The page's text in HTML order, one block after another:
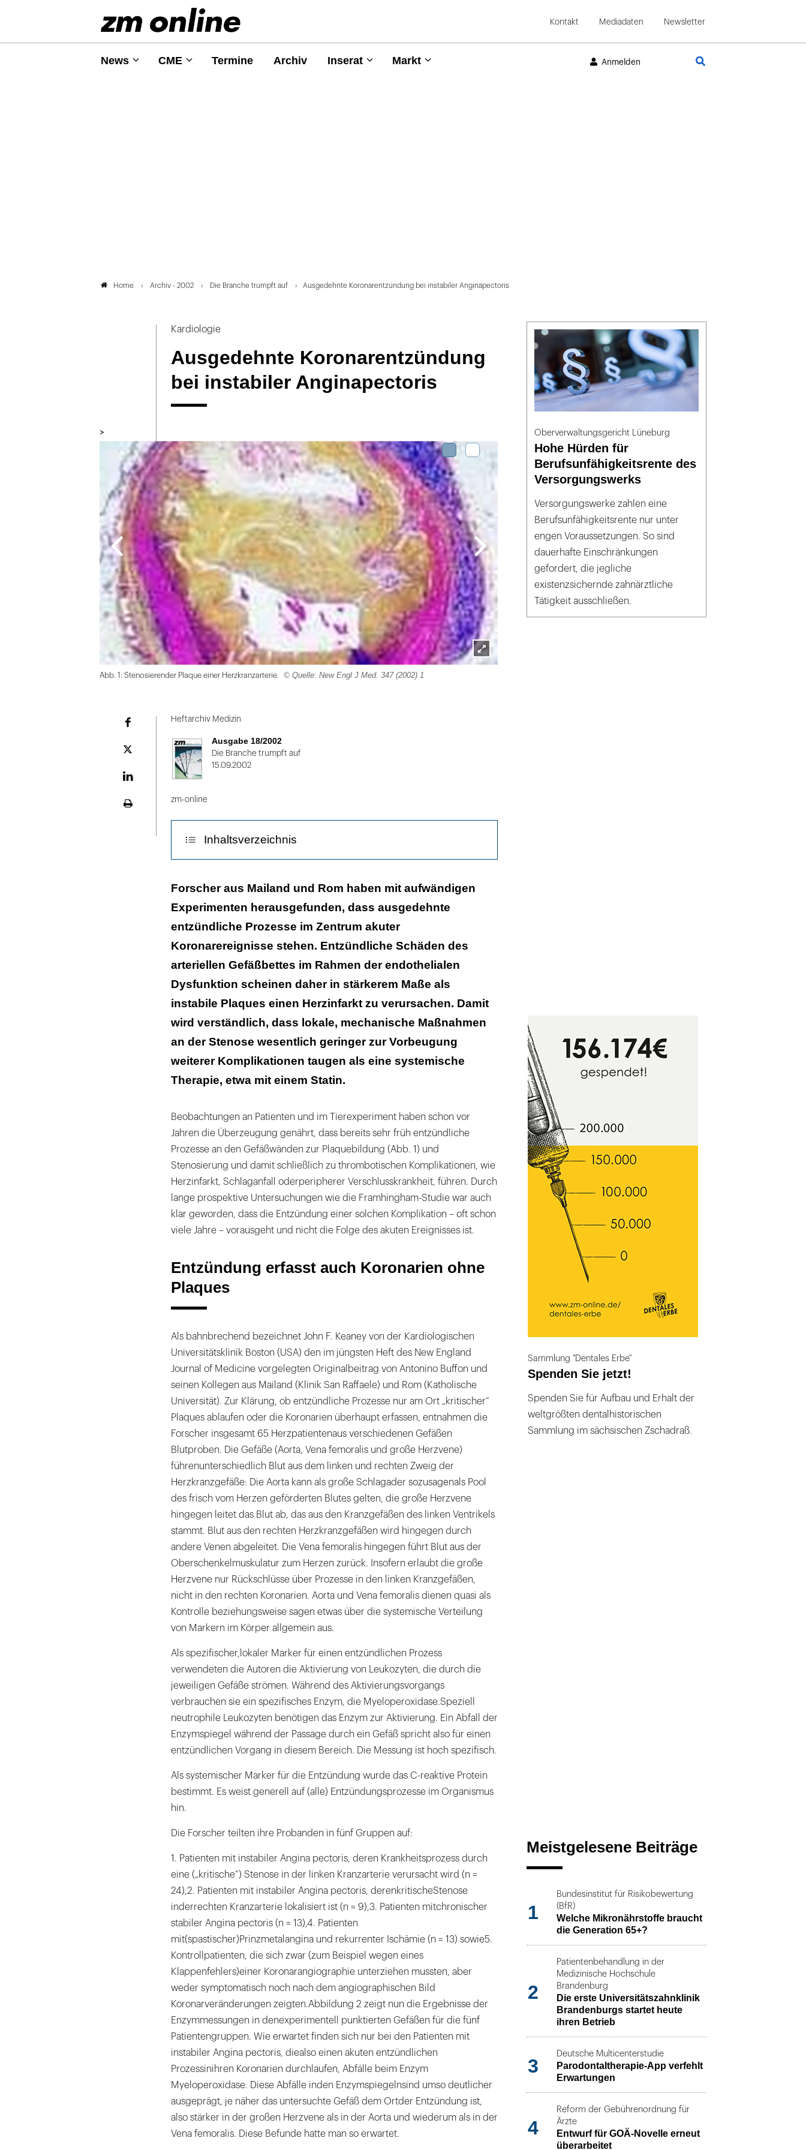
Kontakt Mediadaten Newsletter
News CME Termine Archiv Inserat Markt Anmelden
Home Archiv - 2002 Die Branche trumpft auf Ausgedehnte Koronarentzündung bei instabiler Anginapectoris
Kardiologie
Ausgedehnte Koronarentzündung
bei instabiler Anginapectoris
>
Lightbox
Abb. 1: Stenosierender Plaque einer Herzkranzarterie. © Quelle: New Engl J Med. 347 (2002) 1
Plattform
Heftarchiv Medizin
Ausgabe 18/2002
Die Branche trumpft auf
15.09.2002
zm-online
Inhaltsverzeichnis
Entzündung erfasst auch Koronarien ohne Plaques
Plädoyer für systemische Intervention
Kommentar
Forscher aus Mailand und Rom haben mit aufwändigen
Experimenten herausgefunden, dass ausgedehnte
entzündliche Prozesse im Zentrum akuter
Koronarereignisse stehen. Entzündliche Schäden des
arteriellen Gefäßbettes im Rahmen der endothelialen
Dysfunktion scheinen daher in stärkerem Maße als
instabile Plaques einen Herzinfarkt zu verursachen. Damit
wird verständlich, dass lokale, mechanische Maßnahmen
an der Stenose wesentlich geringer zur Vorbeugung
weiterer Komplikationen taugen als eine systemische
Therapie, etwa mit einem Statin.
Beobachtungen an Patienten und im Tierexperiment haben schon vor
Jahren die Überzeugung genährt, dass bereits sehr früh entzündliche
Prozesse an den Gefäßwänden zur Plaquebildung (Abb. 1) und
Stenosierung und damit schließlich zu thrombotischen Komplikationen, wie
Herzinfarkt, Schlaganfall oderperipherer Verschlusskrankheit, führen. Durch
lange prospektive Untersuchungen wie die Framhingham-Studie war auch
klar geworden, dass die Entzündung einer solchen Komplikation – oft schon
viele Jahre – vorausgeht und nicht die Folge des akuten Ereignisses ist.
Entzündung erfasst auch Koronarien ohne
Plaques
Als bahnbrechend bezeichnet John F. Keaney von der Kardiologischen
Universitätsklinik Boston (USA) den im jüngsten Heft des New England
Journal of Medicine vorgelegten Originalbeitrag von Antonino Buffon und
seinen Kollegen aus Mailand (Klinik San Raffaele) und Rom (Katholische
Universität). Zur Klärung, ob entzündliche Prozesse nur am Ort „kritischer“
Plaques ablaufen oder die Koronarien überhaupt erfassen, entnahmen die
Forscher insgesamt 65 Herzpatientenaus verschiedenen Gefäßen
Blutproben. Die Gefäße (Aorta, Vena femoralis und große Herzvene)
führenunterschiedlich Blut aus dem linken und rechten Zweig der
Herzkranzgefäße: Die Aorta kann als große Schlagader sozusagenals Pool
des frisch vom Herzen geförderten Blutes gelten, die große Herzvene
hingegen leitet das Blut ab, das aus den Kranzgefäßen des linken Ventrikels
stammt. Blut aus den rechten Herzkranzgefäßen wird hingegen durch
andere Venen abgeleitet. Die Vena femoralis hingegen führt Blut aus der
Oberschenkelmuskulatur zum Herzen zurück. Insofern erlaubt die große
Herzvene nur Rückschlüsse über Prozesse in den linken Kranzgefäßen,
nicht in den rechten Koronarien. Aorta und Vena femoralis dienen quasi als
Kontrolle beziehungsweise sagen etwas über die systemische Verteilung
von Markern im Körper allgemein aus.
Als spezifischer,lokaler Marker für einen entzündlichen Prozess
verwendeten die Autoren die Aktivierung von Leukozyten, die durch die
jeweiligen Gefäße strömen. Während des Aktivierungsvorgangs
verbrauchen sie ein spezifisches Enzym, die Myeloperoxidase.Speziell
neutrophile Leukozyten benötigen das Enzym zur Aktivierung. Ein Abfall der
Enzymspiegel während der Passage durch ein Gefäß spricht also für einen
entzündlichen Vorgang in diesem Bereich. Die Messung ist hoch spezifisch.
Als systemischer Marker für die Entzündung wurde das C-reaktive Protein
bestimmt. Es weist generell auf (alle) Entzündungsprozesse im Organismus
hin.
Die Forscher teilten ihre Probanden in fünf Gruppen auf:
1. Patienten mit instabiler Angina pectoris, deren Krankheitsprozess durch
eine („kritische“) Stenose in der linken Kranzarterie verursacht wird (n =
24),2. Patienten mit instabiler Angina pectoris, derenkritischeStenose
inderrechten Kranzarterie lokalisiert ist (n = 9),3. Patienten mitchronischer
stabiler Angina pectoris (n = 13),4. Patienten
mit(spastischer)Prinzmetalangina und rekurrenter Ischämie (n = 13) sowie5.
Kontrollpatienten, die sich zwar (zum Beispiel wegen eines
Klappenfehlers)einer Koronarangiographie unterziehen mussten, aber
weder symptomatisch noch nach dem angiographischen Bild
Koronarveränderungen zeigten.Abbildung 2 zeigt nun die Ergebnisse der
Enzymmessungen in denexperimentell punktierten Gefäßen für die fünf
Patientengruppen. Wie erwartet finden sich nur bei den Patienten mit
instabiler Angina pectoris, diealso einen akuten entzündlichen
Prozessinihren Koronarien durchlaufen, Abfälle beim Enzym
Myeloperoxidase. Diese Abfälle inden Enzymspiegelnsind umso deutlicher
ausgeprägt, je näher das untersuchte Gefäß dem Ortder Entzündung ist,
also stärker in der großen Herzvene als in der Aorta und wiederum als in der
Vena femoralis. Diese Befunde hatte man so erwartet.
Oberverwaltungsgericht Lüneburg
Hohe Hürden für
Berufsunfähigkeitsrente des
Versorgungswerks
Versorgungswerke zahlen eine
Berufsunfähigkeitsrente nur unter
engen Voraussetzungen. So sind
dauerhafte Einschränkungen
gefordert, die jegliche
existenzsichernde zahnärztliche
Tätigkeit ausschließen.
Sammlung "Dentales Erbe"
Spenden Sie jetzt!
Spenden Sie für Aufbau und Erhalt der
weltgrößten dentalhistorischen
Sammlung im sächsischen Zschadraß.
Meistgelesene Beiträge
1
Bundesinstitut für Risikobewertung
(BfR)
Welche Mikronährstoffe braucht
die Generation 65+?
2
Patientenbehandlung in der
Medizinische Hochschule
Brandenburg
Die erste Universitätszahnklinik
Brandenburgs startet heute
ihren Betrieb
3
Deutsche Multicenterstudie
Parodontaltherapie-App verfehlt
Erwartungen
4
Reform der Gebührenordnung für
Ärzte
Entwurf für GOÄ-Novelle erneut
überarbeitet